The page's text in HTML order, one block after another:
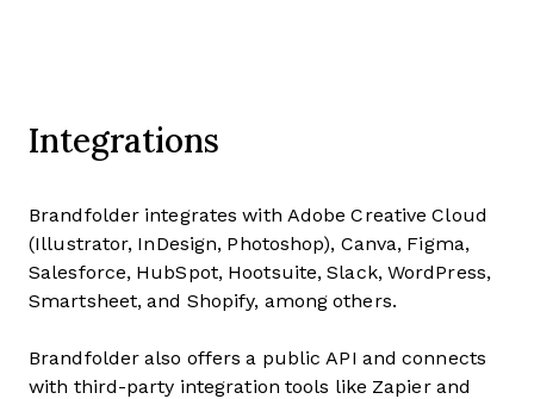
Integrations
Brandfolder integrates with Adobe Creative Cloud
(Illustrator, InDesign, Photoshop), Canva, Figma,
Salesforce, HubSpot, Hootsuite, Slack, WordPress,
Smartsheet, and Shopify, among others.
Brandfolder also offers a public API and connects
with third-party integration tools like Zapier and